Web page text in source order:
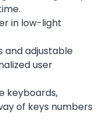
in low-light
and adjustable
user
keyboards,
of keys numbers